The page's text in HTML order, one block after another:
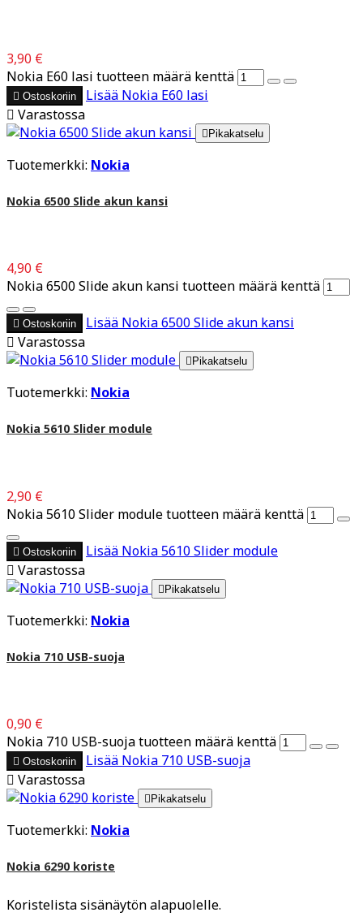
3,90 €
Nokia E60 lasi tuotteen määrä kenttä
 Ostoskoriin Lisää Nokia E60 lasi
 Varastossa
 Pikakatselu
Tuotemerkki: Nokia
Nokia 6500 Slide akun kansi
4,90 €
Nokia 6500 Slide akun kansi tuotteen määrä kenttä
 Ostoskoriin Lisää Nokia 6500 Slide akun kansi
 Varastossa
 Pikakatselu
Tuotemerkki: Nokia
Nokia 5610 Slider module
2,90 €
Nokia 5610 Slider module tuotteen määrä kenttä
 Ostoskoriin Lisää Nokia 5610 Slider module
 Varastossa
 Pikakatselu
Tuotemerkki: Nokia
Nokia 710 USB-suoja
0,90 €
Nokia 710 USB-suoja tuotteen määrä kenttä
 Ostoskoriin Lisää Nokia 710 USB-suoja
 Varastossa
 Pikakatselu
Tuotemerkki: Nokia
Nokia 6290 koriste
Koristelista sisänäytön alapuolelle.